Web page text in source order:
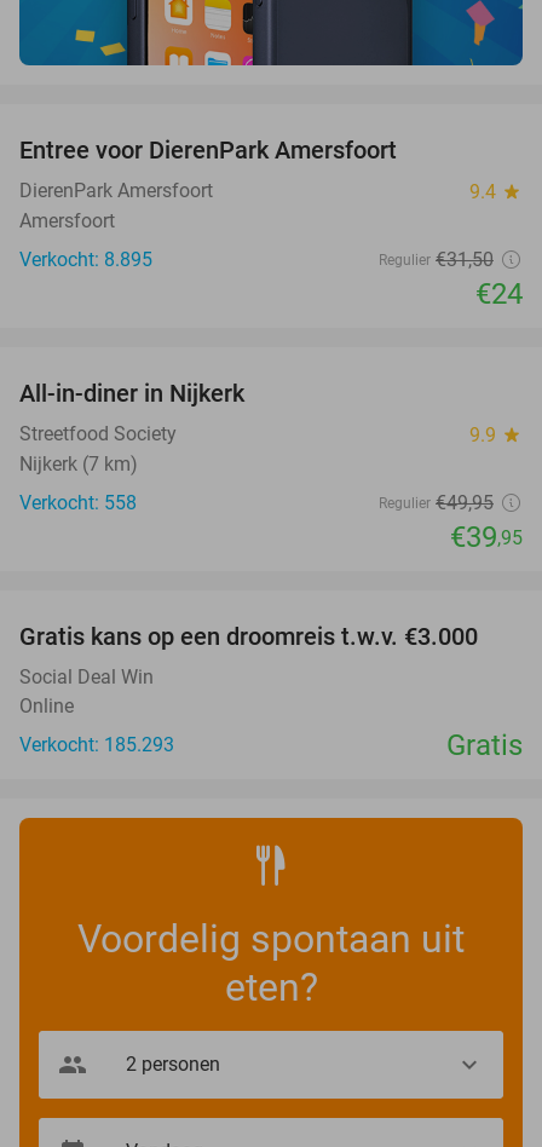
Entree voor DierenPark Amersfoort
DierenPark Amersfoort 9.4 star
Amersfoort
Verkocht: 8.895
Regulier €31,50
€24
All-in-diner in Nijkerk
Streetfood Society 9.9 star
Nijkerk (7 km)
Verkocht: 558
Regulier €49,95
€39,95
Gratis kans op een droomreis t.w.v. €3.000
Social Deal Win
Online
Verkocht: 185.293
Gratis
Voordelig spontaan uit
eten?